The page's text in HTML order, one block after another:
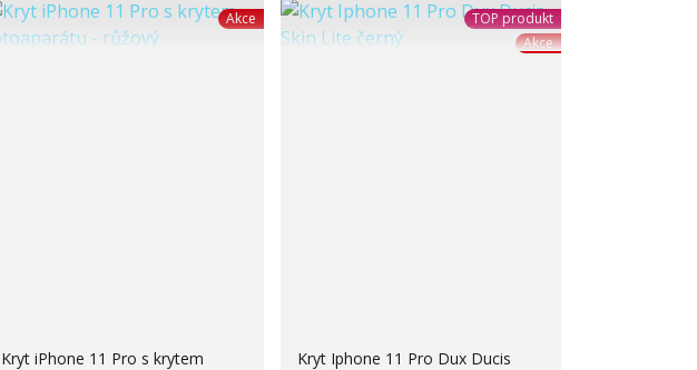
Akce
Kryt iPhone 11 Pro s krytem
TOP produkt
Akce
Kryt Iphone 11 Pro Dux Ducis